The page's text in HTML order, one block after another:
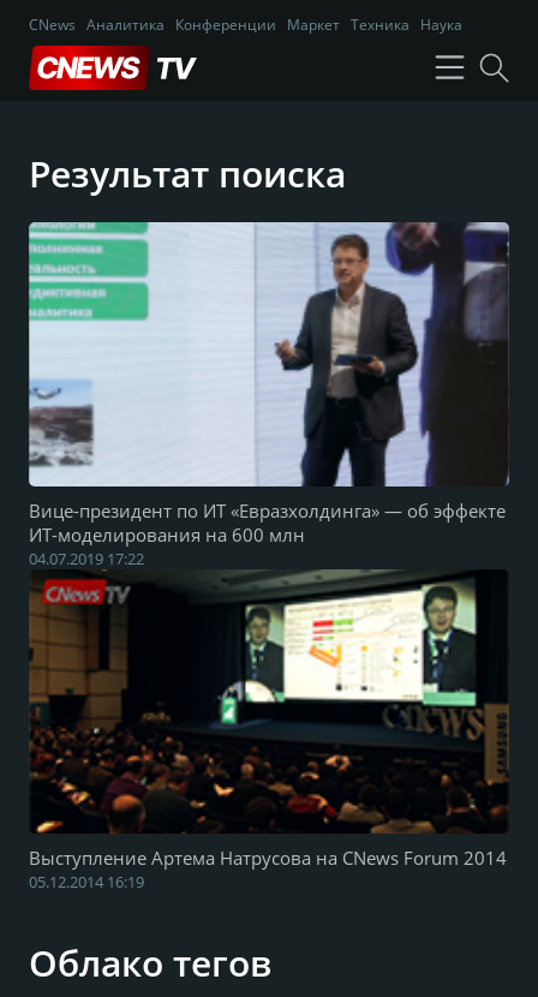
CNews Аналитика Конференции Маркет Техника Наука
Результат поиска
Вице-президент по ИТ «Евразхолдинга» — об эффекте
ИТ-моделирования на 600 млн
04.07.2019 17:22
Выступление Артема Натрусова на CNews Forum 2014
05.12.2014 16:19
Облако тегов